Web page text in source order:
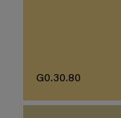
G0.30.80